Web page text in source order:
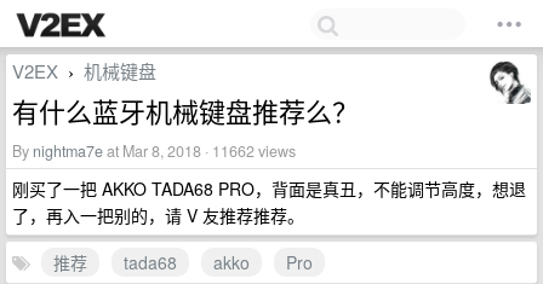
V2EX › 机械键盘
有什么蓝牙机械键盘推荐么？
By nightma7eat Mar 8, 2018 · 11662 views
刚买了一把 AKKO TADA68 PRO，背面是真丑，不能调节高度，想退
了，再入一把别的，请 V 友推荐推荐。
推荐
tada68 akko
Pro